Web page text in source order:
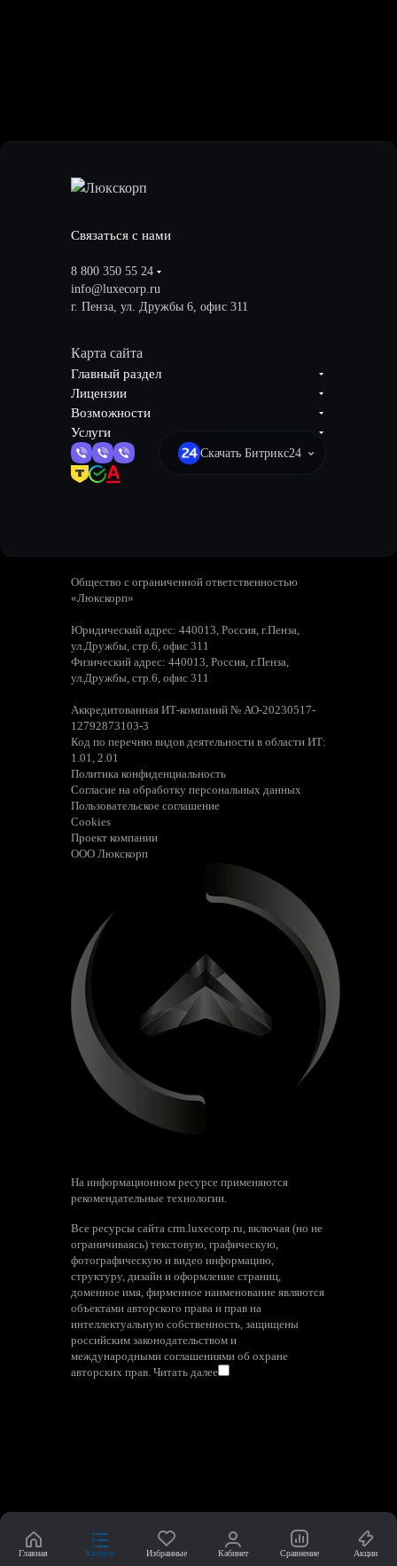
Связаться с нами
8 800 350 55 24
info@luxecorp.ru
г. Пенза, ул. Дружбы 6, офис 311
Карта сайта
Главный раздел
Лицензии
Возможности
Услуги
Скачать Битрикс24
Общество с ограниченной ответственностью
«Люкскорп»
Юридический адрес: 440013, Россия, г.Пенза,
ул.Дружбы, стр.6, офис 311
Физический адрес: 440013, Россия, г.Пенза,
ул.Дружбы, стр.6, офис 311
Аккредитованная ИТ-компаний № АО-20230517-
12792873103-3
Код по перечню видов деятельности в области ИТ:
1.01, 2.01
Политика конфиденциальность
Согласие на обработку персональных данных
Пользовательское соглашение
Cookies
Проект компании
ООО Люкскорп
На информационном ресурсе применяются
рекомендательные технологии.
Все ресурсы сайта crm.luxecorp.ru, включая (но не
ограничиваясь) текстовую, графическую,
фотографическую и видео информацию,
структуру, дизайн и оформление страниц,
доменное имя, фирменное наименование являются
объектами авторского права и прав на
интеллектуальную собственность, защищены
российским законодательством и
международными соглашениями об охране
авторских прав. Читать далее
Главная Каталог Избранные Кабинет Сравнение Акции